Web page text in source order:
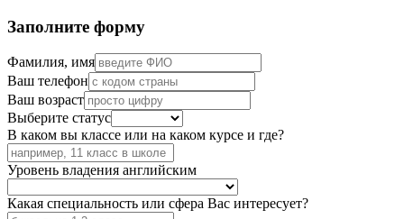
Заполните форму
Фамилия, имя
Ваш телефон
Ваш возраст
Выберите статус
В каком вы классе или на каком курсе и где?
Уровень владения английским
Какая специальность или сфера Вас интересует?